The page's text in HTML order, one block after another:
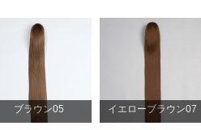
ブラウン05 イエローブラウン07